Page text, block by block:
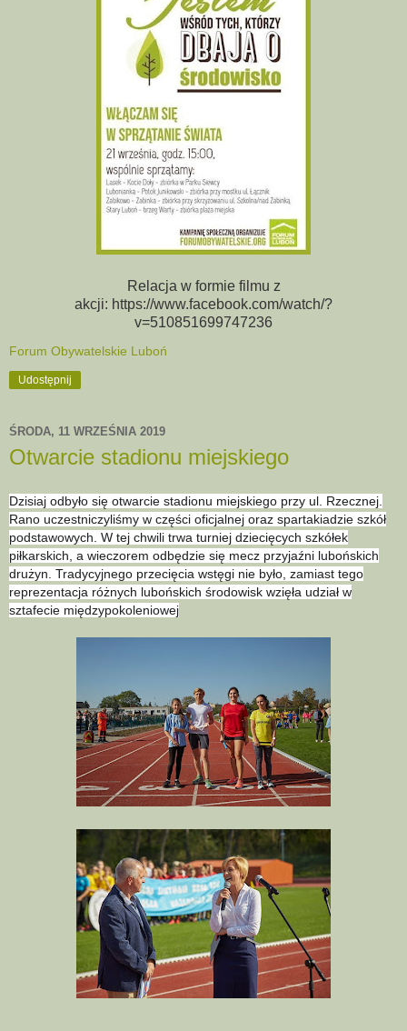
Relacja w formie filmu z
akcji: https://www.facebook.com/watch/?
v=510851699747236
Forum Obywatelskie Luboń
Udostępnij
ŚRODA, 11 WRZEŚNIA 2019
Otwarcie stadionu miejskiego
Dzisiaj odbyło się otwarcie stadionu miejskiego przy ul. Rzecznej.
Rano uczestniczyliśmy w części oficjalnej oraz spartakiadzie szkół
podstawowych. W tej chwili trwa turniej dziecięcych szkółek
piłkarskich, a wieczorem odbędzie się mecz przyjaźni lubońskich
drużyn. Tradycyjnego przecięcia wstęgi nie było, zamiast tego
reprezentacja różnych lubońskich środowisk wzięła udział w
sztafecie międzypokoleniowej